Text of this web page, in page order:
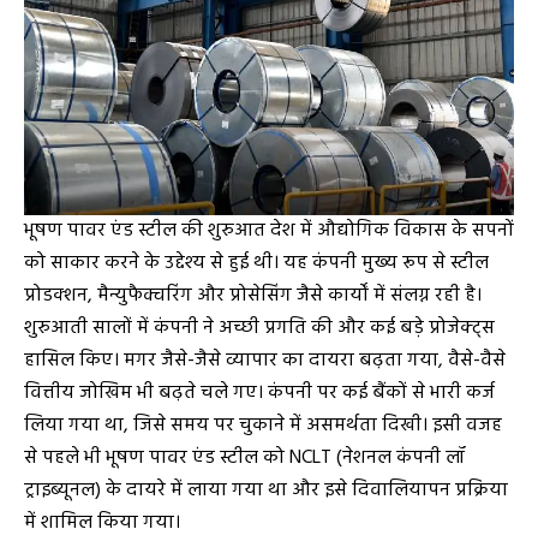
भूषण पावर एंड स्टील की शुरुआत देश में औद्योगिक विकास के सपनों
को साकार करने के उद्देश्य से हुई थी। यह कंपनी मुख्य रूप से स्टील
प्रोडक्शन, मैन्युफैक्चरिंग और प्रोसेसिंग जैसे कार्यों में संलग्न रही है।
शुरुआती सालों में कंपनी ने अच्छी प्रगति की और कई बड़े प्रोजेक्ट्स
हासिल किए। मगर जैसे-जैसे व्यापार का दायरा बढ़ता गया, वैसे-वैसे
वित्तीय जोखिम भी बढ़ते चले गए। कंपनी पर कई बैंकों से भारी कर्ज
लिया गया था, जिसे समय पर चुकाने में असमर्थता दिखी। इसी वजह
से पहले भी भूषण पावर एंड स्टील को NCLT (नेशनल कंपनी लॉ
ट्राइब्यूनल) के दायरे में लाया गया था और इसे दिवालियापन प्रक्रिया
में शामिल किया गया।